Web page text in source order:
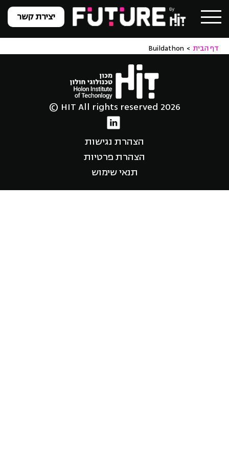
יצירת קשר
דף הבית >
Buildathon
HIT All rights reserved 2026 ©
הצהרת נגישות
הצהרת פרטיות
תנאי שימוש